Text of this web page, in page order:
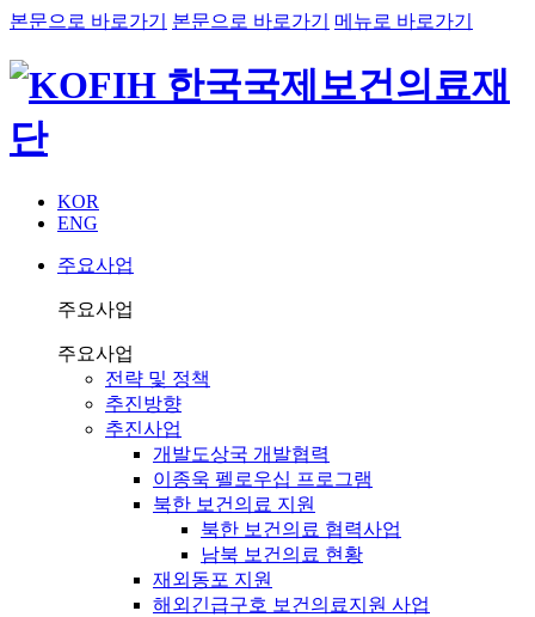
본문으로 바로가기 본문으로 바로가기 메뉴로 바로가기
KOR
ENG
주요사업
주요사업
주요사업
전략 및 정책
추진방향
추진사업
개발도상국 개발협력
이종욱 펠로우십 프로그램
북한 보건의료 지원
북한 보건의료 협력사업
남북 보건의료 현황
재외동포 지원
해외긴급구호 보건의료지원 사업